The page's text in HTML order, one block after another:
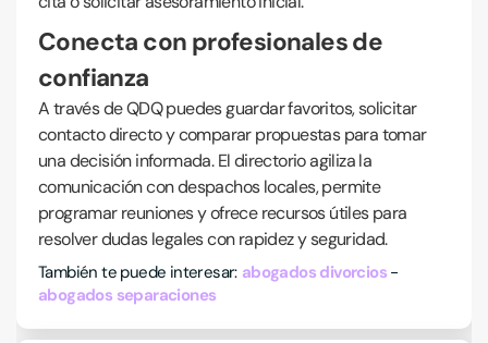
Conecta con profesionales de
confianza
A través de QDQ puedes guardar favoritos, solicitar
contacto directo y comparar propuestas para tomar
una decisión informada. El directorio agiliza la
comunicación con despachos locales, permite
programar reuniones y ofrece recursos útiles para
resolver dudas legales con rapidez y seguridad.
También te puede interesar: abogados divorcios
abogados separaciones